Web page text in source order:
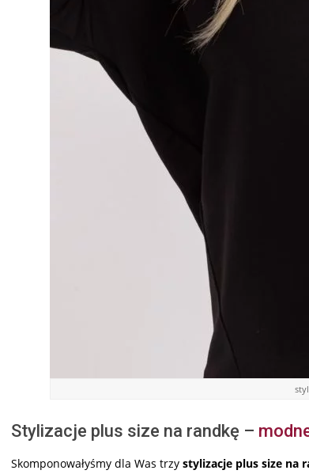
Stylizacje plus size na randkę –
Skomponowałyśmy dla Was trzy stylizacje plus size na